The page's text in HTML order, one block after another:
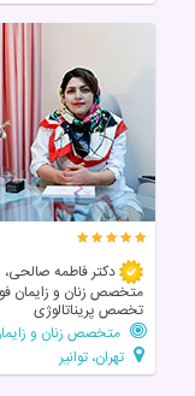
دکتر فاطمه صالحی،
متخصص زنان و زایمان
تخصص پریناتالوژی
متخصص زنان و
تهران، توانیر